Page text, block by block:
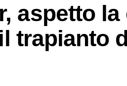
aspetto
trapianto